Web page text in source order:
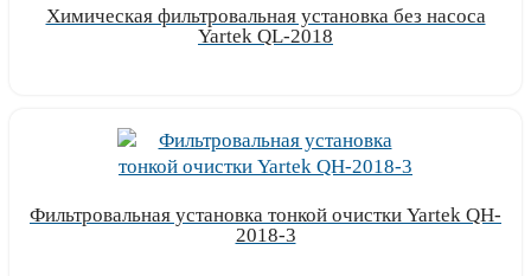
Химическая фильтровальная установка без насоса
Yartek QL-2018
Фильтровальная установка тонкой очистки Yartek QH-
2018-3